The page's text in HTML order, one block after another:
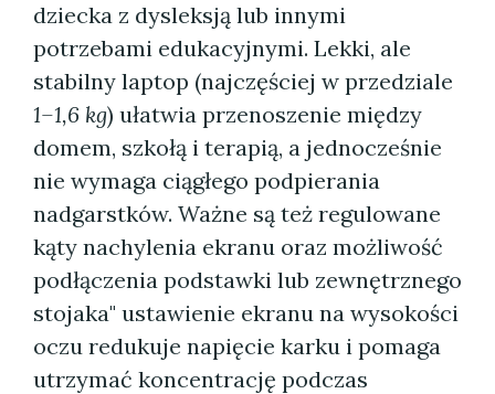
dziecka z dysleksją lub innymi
potrzebami edukacyjnymi. Lekki, ale
stabilny laptop (najczęściej w przedziale
1–1,6 kg) ułatwia przenoszenie między
domem, szkołą i terapią, a jednocześnie
nie wymaga ciągłego podpierania
nadgarstków. Ważne są też regulowane
kąty nachylenia ekranu oraz możliwość
podłączenia podstawki lub zewnętrznego
stojaka" ustawienie ekranu na wysokości
oczu redukuje napięcie karku i pomaga
utrzymać koncentrację podczas